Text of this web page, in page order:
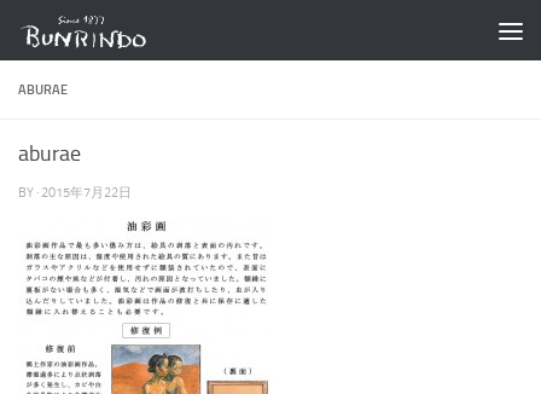
コンテンツへスキップ
ABURAE
aburae
BY · 2015年7月22日